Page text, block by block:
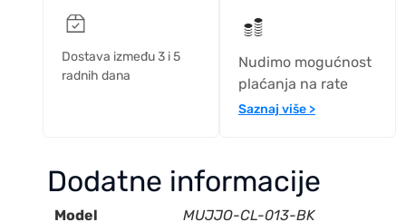
Dostava između 3 i 5
radnih dana
Nudimo mogućnost
plaćanja na rate
Saznaj više >
Dodatne informacije
Model MUJJO-CL-013-BK